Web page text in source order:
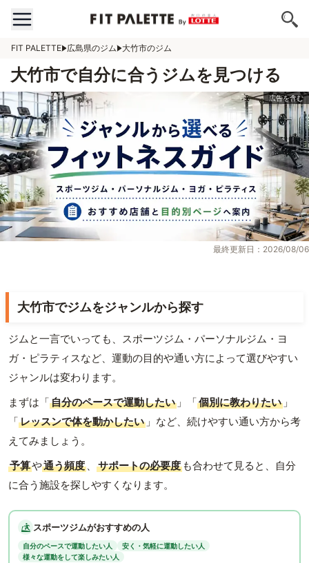
FIT PALETTE 広島県のジム 大竹市のジム
大竹市で自分に合うジムを見つける
最終更新日：2026/08/06
大竹市でジムをジャンルから探す
ジムと一言でいっても、スポーツジム・パーソナルジム・ヨ
ガ・ピラティスなど、運動の目的や通い方によって選びやすい
ジャンルは変わります。
まずは「自分のペースで運動したい 」「個別に教わりたい 」
「レッスンで体を動かしたい 」など、続けやすい通い方から考
えてみましょう。
予算や通う頻度 、 サポートの必要度 も合わせて見ると、自分
に合う施設を探しやすくなります。
スポーツジムがおすすめの人
自分のペースで運動したい人
安く・気軽に運動したい人
様々な運動をして楽しみたい人